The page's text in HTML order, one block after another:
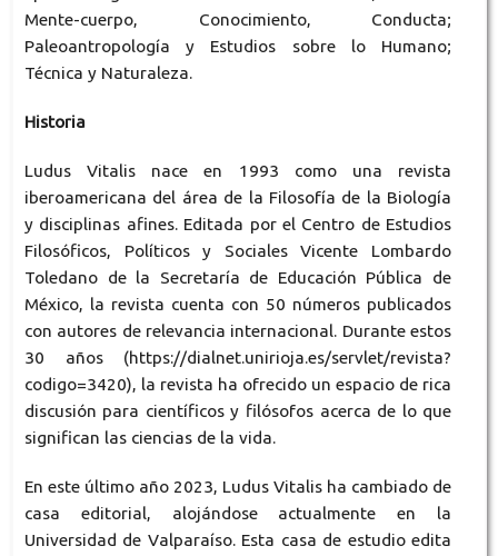
Mente-cuerpo, Conocimiento, Conducta;
Paleoantropología y Estudios sobre lo Humano;
Técnica y Naturaleza.
Historia
Ludus Vitalis nace en 1993 como una revista
iberoamericana del área de la Filosofía de la Biología
y disciplinas afines. Editada por el Centro de Estudios
Filosóficos, Políticos y Sociales Vicente Lombardo
Toledano de la Secretaría de Educación Pública de
México, la revista cuenta con 50 números publicados
con autores de relevancia internacional. Durante estos
30 años (https://dialnet.unirioja.es/servlet/revista?
codigo=3420), la revista ha ofrecido un espacio de rica
discusión para científicos y filósofos acerca de lo que
significan las ciencias de la vida.
En este último año 2023, Ludus Vitalis ha cambiado de
casa editorial, alojándose actualmente en la
Universidad de Valparaíso. Esta casa de estudio edita